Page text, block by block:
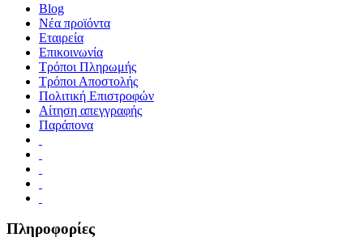
Blog
Νέα προϊόντα
Εταιρεία
Επικοινωνία
Τρόποι Πληρωμής
Τρόποι Αποστολής
Πολιτική Επιστροφών
Αίτηση απεγγραφής
Παράπονα
Πληροφορίες